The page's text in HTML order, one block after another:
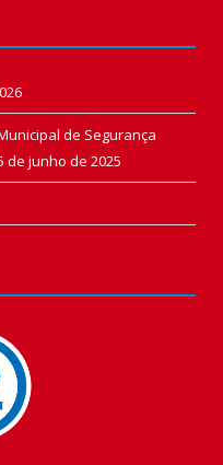
de Segurança
de junho de 2025